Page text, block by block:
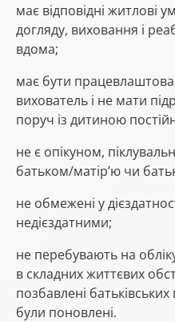
має відповідні житлові
догляду, виховання і
вдома;
має бути
вихователь і не мати
поруч із дитиною
не є опікуном,
батьком/матір’ю чи
не обмежені у
недієздатними;
не перебувають на
в складних життєвих
позбавлені
були поновлені.